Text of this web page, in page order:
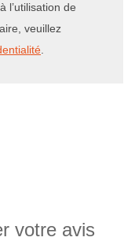
l’utilisation de
veuillez
votre avis